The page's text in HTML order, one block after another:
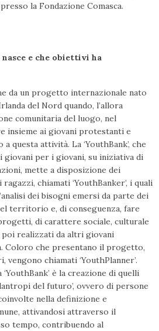
la Fondazione Comasca.
nasce e che obiettivi ha
da un progetto internazionale nato
del Nord quando, l’allora
comunitaria del luogo, nel
insieme ai giovani protestanti e
questa attività. La ‘YouthBank’, che
giovani per i giovani, su iniziativa di
mette a disposizione dei
chiamati ‘YouthBanker’, i quali
dei bisogni emersi da parte dei
territorio e, di conseguenza, fare
di carattere sociale, culturale
realizzati da altri giovani
Coloro che presentano il progetto,
chiamati ‘YouthPlanner’.
è la creazione di quelli
del futuro’, ovvero di persone
nella definizione e
attivandosi attraverso il
tempo, contribuendo al